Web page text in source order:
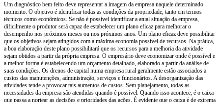
Um diagnóstico bem feito deve representar a imagem da empresa naquele determinado
momento. O objetivo é identificar todas as condições da propriedade, tanto em termos
técnicos como econômicos. Se não é possível identificar a atual situação da empresa,
dificilmente o produtor será capaz de estabelecer um plano eficaz para melhorar o
desempenho nos próximos meses ou nos próximos anos. Um plano eficaz deve possibilitar
que os objetivos sejam atingidos com a máxima economia possível de recursos. Na prática,
a boa elaboração deste plano possibilitará que os recursos para a melhoria da atividade
sejam obtidos a partir da própria empresa. O empresário deve economizar onde é possível e
a melhor forma é estabelecendo um orçamento detalhado, elaborado a partir da análise de
suas condições. Os drenos de capital numa empresa rural geralmente estão associados a
custos das manutenções, administração, serviços e funcionários. A desorganização das
atividades tende a provocar tais aumentos de custos. Sem planejamento, todas as
necessidades da empresa são atendidas quando é possível. Quando isso acontece, é o caixa
que passa a nortear as decisões e prioridades das ações. É evidente que o caixa é de extrema